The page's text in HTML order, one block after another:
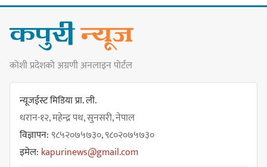
सन्धिका लागि विशेष समिति गठन गर्न
प्रधानमन्त्रीसँग आग्रह : कुमार लिङ्देन
कार्यवाहक प्रमुख बेघालाई अश्लील शब्द
नगरसभा रोकियो
कोशी प्रदेशको अग्रणी अनलाइन पोर्टल
न्यूजईस्ट मिडिया प्रा. ली.
धरान-१२, महेन्द्र पथ, सुनसरी, नेपाल
विज्ञापन:९८५२०७५७३०, ९८०२०७५७३०
इमेल: kapurinews@gmail.com